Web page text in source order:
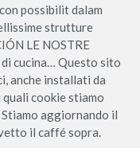
possibilit dalam
strutture
LE NOSTRE
cucina… Questo sito
anche installati da
cookie stiamo
aggiornando il
il caffé sopra.